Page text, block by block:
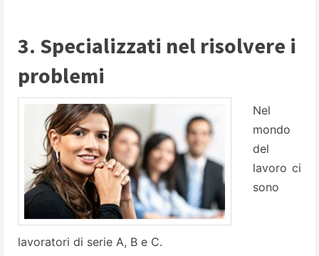
3. Specializzati nel risolvere i
problemi
Nel
mondo
del
lavoro ci
sono
lavoratori di serie A, B e C.